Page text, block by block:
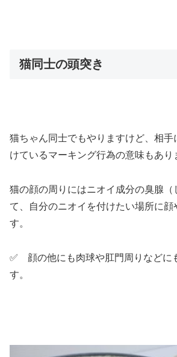
猫同士の頭突き
猫ちゃん同士でもやりますけど、相手
けているマーキング行為の意味もあり
猫の顔の周りにはニオイ成分の臭腺（
て、自分のニオイを付けたい場所に顔
す。
✅ 顔の他にも肉球や肛門周りなどに
す。